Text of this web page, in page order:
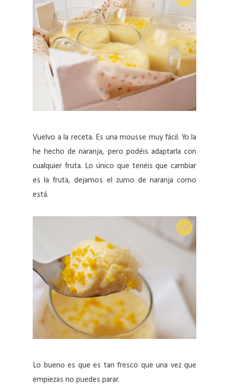
Vuelvo a la receta. Es una mousse muy fácil. Yo la
he hecho de naranja, pero podéis adaptarla con
cualquier fruta. Lo único que tenéis que cambiar
es la fruta, dejamos el zumo de naranja como
está.
Lo bueno es que es tan fresco que una vez que
empiezas no puedes parar.